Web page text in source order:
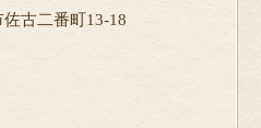
古二番町13-18